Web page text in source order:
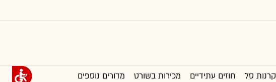
קרנות סל חוזים עתידיים מכירות בשורט מדורים נוספים